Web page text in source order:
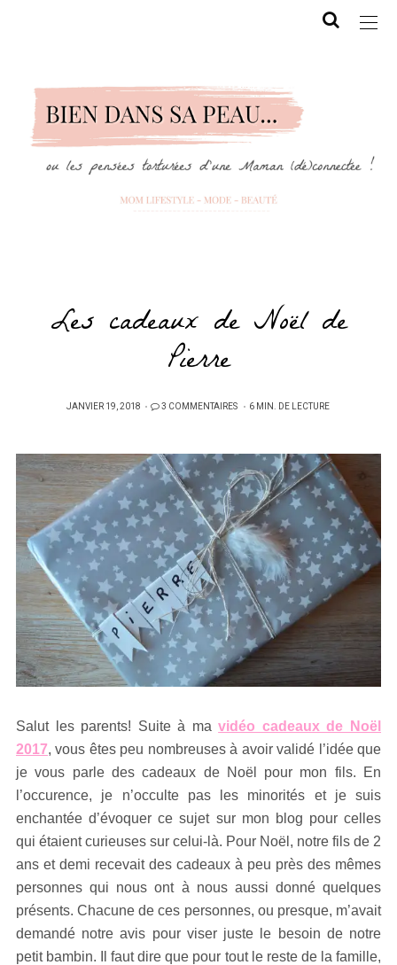
Les cadeaux de Noël de
Pierre
PUBLIÉ
JANVIER 19, 2018 3 COMMENTAIRES 6 MIN. DE LECTURE
Salut les parents! Suite à mavidéo cadeaux de Noël
2017, vous êtes peu nombreuses à avoir validé l’idée que
je vous parle des cadeaux de Noël pour mon fils. En
l’occurence, je n’occulte pas les minorités et je suis
enchantée d’évoquer ce sujet sur mon blog pour celles
qui étaient curieuses sur celui-là. Pour Noël, notre fils de 2
ans et demi recevait des cadeaux à peu près des mêmes
personnes qui nous ont à nous aussi donné quelques
présents. Chacune de ces personnes, ou presque, m’avait
demandé notre avis pour viser juste le besoin de notre
petit bambin. Il faut dire que pour tout le reste de la famille,